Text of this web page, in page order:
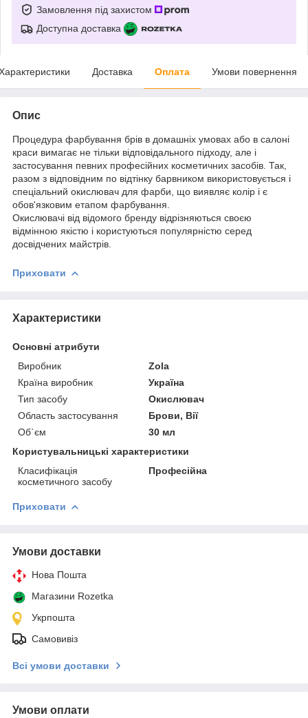
Замовлення під захистом
Доступна доставка
Доставка Оплата Умови повернення
Опис
Процедура фарбування брів в домашніх умовах або в салоні
краси вимагає не тільки відповідального підходу, але і
застосування певних професійних косметичних засобів. Так,
разом з відповідним по відтінку барвником використовується і
спеціальний окислювач для фарби, що виявляє колір і є
обов'язковим етапом фарбування.
Окислювачі від відомого бренду відрізняються своєю
відмінною якістю і користуються популярністю серед
досвідчених майстрів.
Приховати
Характеристики
Основні атрибути
Виробник
Zola
Країна виробник
Україна
Тип засобу
Окислювач
Область застосування
Брови, Вії
Об`єм
30 мл
Користувальницькі характеристики
Класифікація
косметичного засобу
Професійна
Приховати
Умови доставки
Нова Пошта
Магазини Rozetka
Укрпошта
Самовивіз
Всі умови доставки
Умови оплати